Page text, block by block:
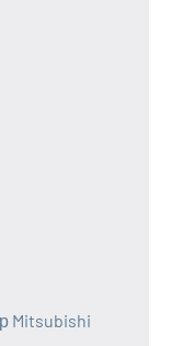
Mitsubishi